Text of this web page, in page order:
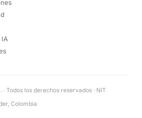
IA
Todos los derechos reservados · NIT
Colombia